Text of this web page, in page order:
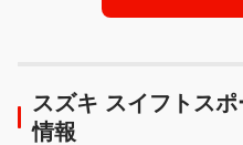
スズキ スイフトス
情報